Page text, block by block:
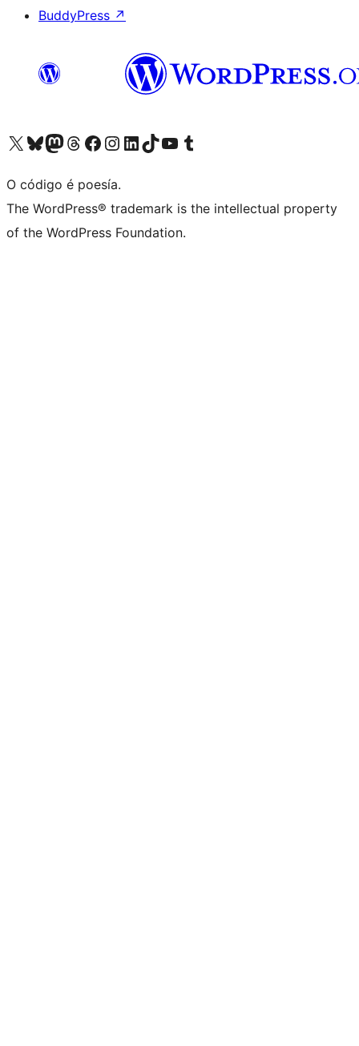
BuddyPress ↗
Visita la cuenta de X (anteriormente Twitter)
Visita a nosa conta de Bluesky
Visita a nosa conta de Mastodon
Visita a nosa conta de Threads
Visita a nosa páxina de Facebook
Visita a nosa conta de Instagram
Visita a nosa conta de LinkedIn
Visita a nosa conta de TikTok
Visita a nosa canle de YouTube
Visita a nosa conta de Tumblr
O código é poesía.
The WordPress® trademark is the intellectual property
of the WordPress Foundation.